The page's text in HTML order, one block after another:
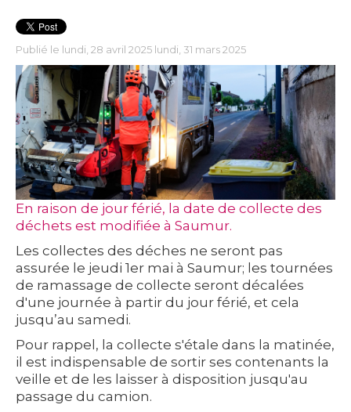
Publié le lundi, 28 avril 2025 lundi, 31 mars 2025
En raison de jour férié, la date de collecte des
déchets est modifiée à Saumur.
Les collectes des déches ne seront pas
assurée le jeudi 1er mai à Saumur; les tournées
de ramassage de collecte seront décalées
d'une journée à partir du jour férié, et cela
jusqu’au samedi.
Pour rappel, la collecte s'étale dans la matinée,
il est indispensable de sortir ses contenants la
veille et de les laisser à disposition jusqu'au
passage du camion.